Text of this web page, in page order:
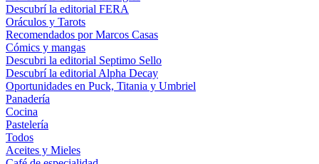
Descubrí la editorial FERA
Oráculos y Tarots
Recomendados por Marcos Casas
Cómics y mangas
Descubri la editorial Septimo Sello
Descubrí la editorial Alpha Decay
Oportunidades en Puck, Titania y Umbriel
Panadería
Cocina
Pastelería
Todos
Aceites y Mieles